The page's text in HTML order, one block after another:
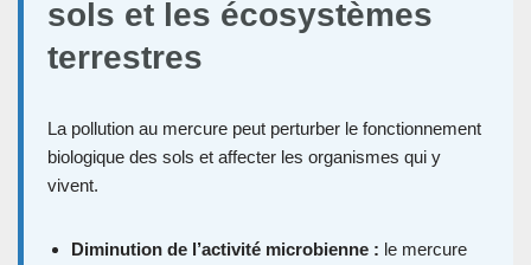
sols et les écosystèmes
terrestres
La pollution au mercure peut perturber le fonctionnement
biologique des sols et affecter les organismes qui y
vivent.
Diminution de l’activité microbienne : le mercure